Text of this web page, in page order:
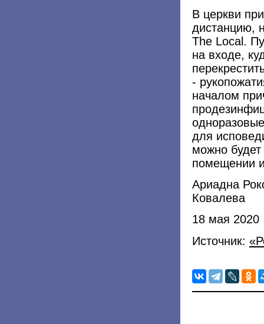
В церкви
дистанцию,
The Local.
на входе,
-
началом
для
можно
помещении
Ариадна
Ковалева
18 мая 2020
Источник: